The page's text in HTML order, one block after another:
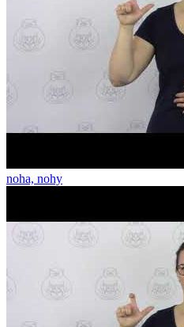
noha, nohy